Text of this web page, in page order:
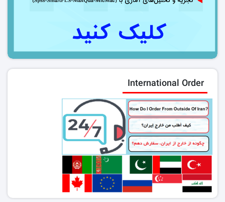
International Order